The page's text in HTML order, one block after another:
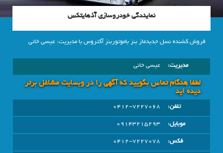
نمایندگی خودروسازی آذهایتکس
فروش کشنده نسل جدیدماز بنز باموتوربنز آکتروس با مدیریت: عیسی خانی
مدیریت: عیسی خانی
لطفا هنگام تماس بگویید که آگهی را در وبسايت مشاغل برتر
دیده اید
تلفن:
0412-7227068
موبایل:
09143215293
فکس:
0412-7227078